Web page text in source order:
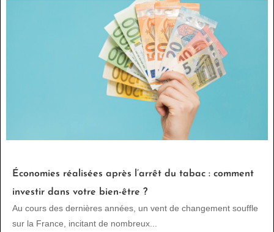
Économies réalisées après l’arrêt du tabac : comment
investir dans votre bien-être ?
Au cours des dernières années, un vent de changement souffle
sur la France, incitant de nombreux...